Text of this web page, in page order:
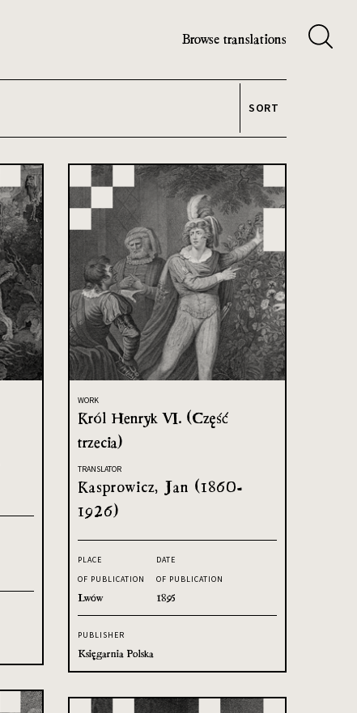
Browse translations
SORT
WORK
Król Henryk VI. (Część
trzecia)
TRANSLATOR
Kasprowicz, Jan (1860-
1926)
PLACE
OF PUBLICATION
Lwów
DATE
OF PUBLICATION
1895
PUBLISHER
Księgarnia Polska